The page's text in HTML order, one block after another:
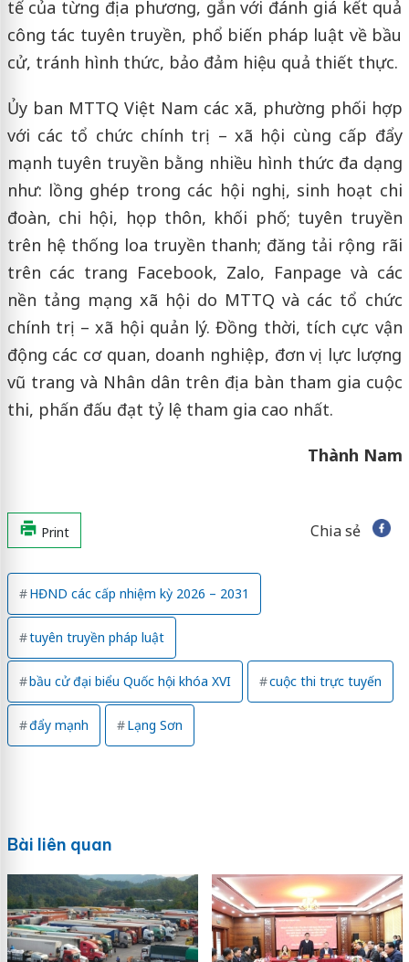
tế của từng địa phương, gắn với đánh giá kết quả
công tác tuyên truyền, phổ biến pháp luật về bầu
cử, tránh hình thức, bảo đảm hiệu quả thiết thực.
Ủy ban MTTQ Việt Nam các xã, phường phối hợp
với các tổ chức chính trị – xã hội cùng cấp đẩy
mạnh tuyên truyền bằng nhiều hình thức đa dạng
như: lồng ghép trong các hội nghị, sinh hoạt chi
đoàn, chi hội, họp thôn, khối phố; tuyên truyền
trên hệ thống loa truyền thanh; đăng tải rộng rãi
trên các trang Facebook, Zalo, Fanpage và các
nền tảng mạng xã hội do MTTQ và các tổ chức
chính trị – xã hội quản lý. Đồng thời, tích cực vận
động các cơ quan, doanh nghiệp, đơn vị lực lượng
vũ trang và Nhân dân trên địa bàn tham gia cuộc
thi, phấn đấu đạt tỷ lệ tham gia cao nhất.
Thành Nam
Print Chia sẻ
HĐND các cấp nhiệm kỳ 2026 – 2031
tuyên truyền pháp luật
bầu cử đại biểu Quốc hội khóa XVI cuộc thi trực tuyến
đẩy mạnh Lạng Sơn
Bài liên quan